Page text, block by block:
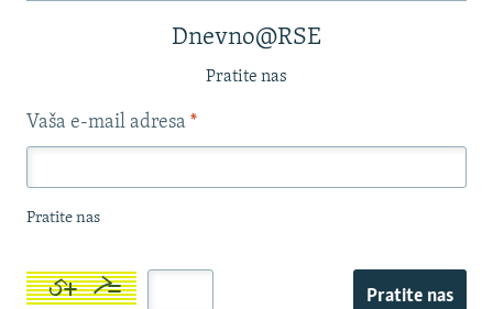
Dnevno@RSE
Pratite nas
Vaša e-mail adresa *
Pratite nas
Pratite nas